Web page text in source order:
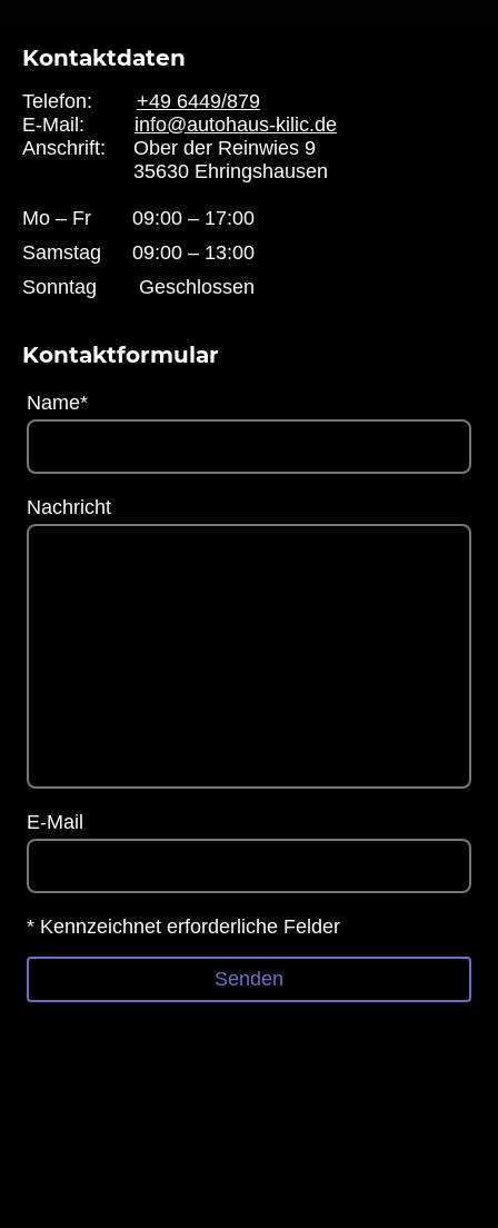
Kontaktdaten
Telefon: +49 6449/879
E-Mail: info@autohaus-kilic.de
Anschrift: Ober der Reinwies 9
35630 Ehringshausen
Kontaktformular
Mo – Fr
09:00 – 17:00
Samstag
09:00 – 13:00
Sonntag
Geschlossen
Name*
Nachricht
E-Mail
* Kennzeichnet erforderliche Felder
Senden